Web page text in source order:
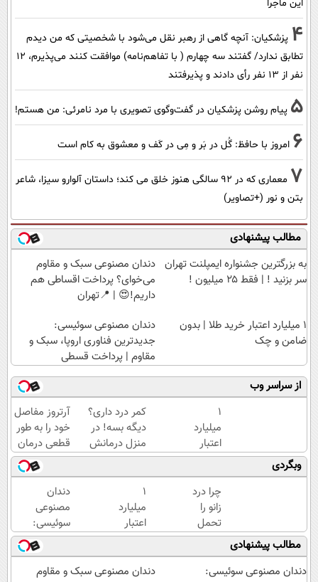
این ماجرا
4 پزشکیان‌: آنچه گاهی از رهبر نقل می‌شود با شخصیتی که من دیدم
تطابق ندارد/ گفتند سه چهارم ( با تفاهم‌نامه) موافقت کنند می‌پذیرم، 12
نفر از 13 نفر رأی دادند و پذیرفتند
5 پیام روشن پزشکیان در گفت‌و‌گوی تصویری با مرد نامرئی: من هستم!
6 امروز با حافظ: گُل در بَر و مِی در کَف و معشوق به کام است
7
معماری که در 92 سالگی هنوز خلق می کند؛ داستان آلوارو سیزا، شاعر
بتن و نور (+تصاویر)
مطالب پیشنهادی
به بزرگترین جشنواره ایمپلنت تهران
سر بزنید ! | فقط ۲۵ میلیون !
دندان مصنوعی سبک و مقاوم
می‌خوای؟ پرداخت اقساطی هم
داریم!😍 | 📍تهران
۱ میلیارد اعتبار خرید طلا | بدون
ضامن و چک
دندان مصنوعی سوئیسی:
جدیدترین فناوری اروپا، سبک و
مقاوم | پرداخت قسطی
از سراسر وب
۱
میلیارد
اعتبار
خرید
طلا |
بدون
ضامن
و چک
کمر درد داری؟
دیگه بسه! در
منزل درمانش
کن
(◀پرسش‌نامه)
آرتروز مفاصل
خود را به طور
قطعی درمان
کنید!
◗پرسش‌نامه◖
وبگردی
چرا درد
زانو را
تحمل
می‌کنی؟
خیلی
ساده
۱
میلیارد
اعتبار
خرید
طلا |
بدون
دندان
مصنوعی
سوئیسی:
جدیدترین
فناوری
اروپا،
مطالب پیشنهادی
دندان مصنوعی سوئیسی:
دندان مصنوعی سبک و مقاوم